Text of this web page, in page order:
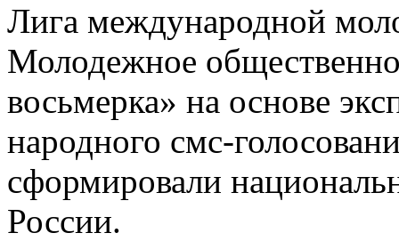
Лига международной
Молодежное
восьмерка» на основе
народного смс-
сформировали
России.